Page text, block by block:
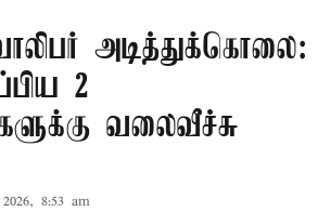
அடித்துக்கொலை:
2
வலைவீச்சு
8:53 am